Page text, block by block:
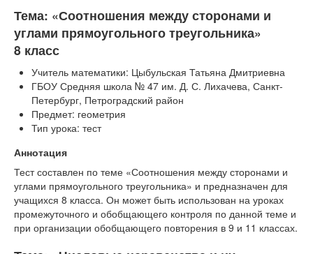
Тема: «Соотношения между сторонами и
углами прямоугольного треугольника»
8 класс
Учитель математики: Цыбульская Татьяна Дмитриевна
ГБОУ Средняя школа № 47 им. Д. С. Лихачева, Санкт-
Петербург, Петроградский район
Предмет: геометрия
Тип урока: тест
Аннотация
Тест составлен по теме «Соотношения между сторонами и
углами прямоугольного треугольника» и предназначен для
учащихся 8 класса. Он может быть использован на уроках
промежуточного и обобщающего контроля по данной теме и
при организации обобщающего повторения в 9 и 11 классах.